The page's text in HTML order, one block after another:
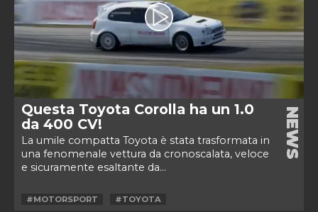
Questa Toyota Corolla ha un 1.0
da 400 CV!
La umile compatta Toyota è stata trasformata in
una fenomenale vettura da cronoscalata, veloce
e sicuramente esaltante da...
NEWS
#MOTORSPORT #TOYOTA